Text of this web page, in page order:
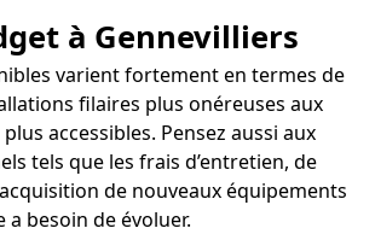
à Gennevilliers
varient fortement en termes de
filaires plus onéreuses aux
accessibles. Pensez aussi aux
tels que les frais d’entretien, de
de nouveaux équipements
a besoin de évoluer.